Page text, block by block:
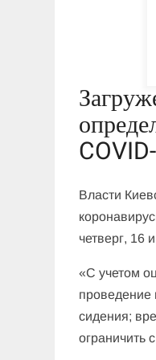
Власти
четверг, 16
«С учетом
проведение
сидения;
ограничить